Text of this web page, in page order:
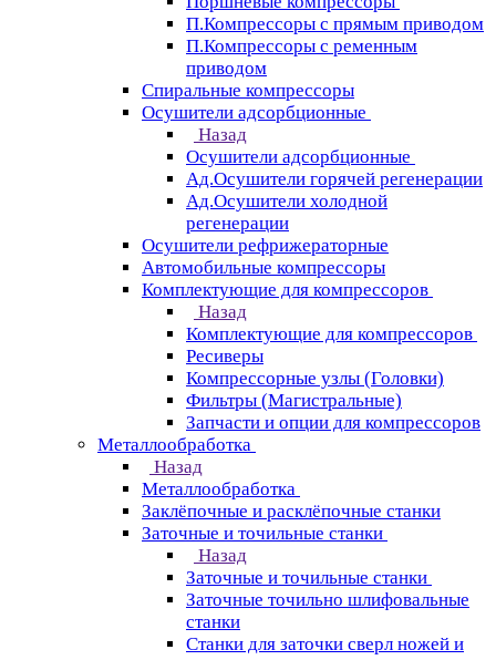
П.Компрессоры с прямым приводом
П.Компрессоры с ременным
приводом
Спиральные компрессоры
Осушители адсорбционные
Назад
Осушители адсорбционные
Ад.Осушители горячей регенерации
Ад.Осушители холодной
регенерации
Осушители рефрижераторные
Автомобильные компрессоры
Комплектующие для компрессоров
Назад
Комплектующие для компрессоров
Ресиверы
Компрессорные узлы (Головки)
Фильтры (Магистральные)
Запчасти и опции для компрессоров
Металлообработка
Назад
Металлообработка
Заклёпочные и расклёпочные станки
Заточные и точильные станки
Назад
Заточные и точильные станки
Заточные точильно шлифовальные
станки
Станки для заточки сверл ножей и